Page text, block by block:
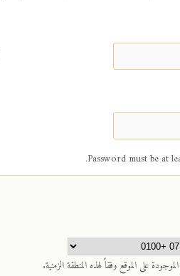
على الموقع وفقاً لهذه المنطقة الزمنية.